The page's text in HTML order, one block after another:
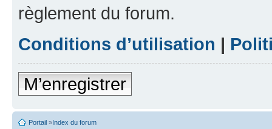
règlement du forum.
Conditions d’utilisation |
M’enregistrer
Portail »Index du forum